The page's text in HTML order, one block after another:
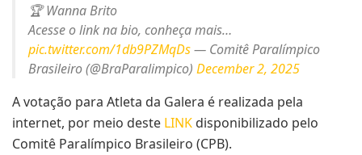
🏆 Wanna Brito
Acesse o link na bio, conheça mais…
pic.twitter.com/1db9PZMqDs— Comitê Paralímpico
Brasileiro (@BraParalimpico) December 2, 2025
A votação para Atleta da Galera é realizada pela
internet, por meio deste LINK disponibilizado pelo
Comitê Paralímpico Brasileiro (CPB).